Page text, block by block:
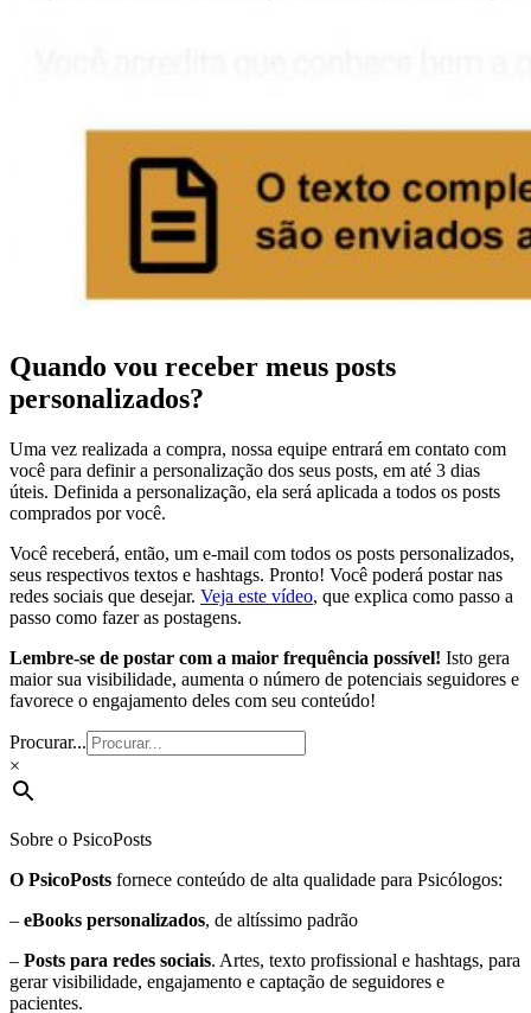
Quando vou receber meus posts
personalizados?
Uma vez realizada a compra, nossa equipe entrará em contato com
você para definir a personalização dos seus posts, em até 3 dias
úteis. Definida a personalização, ela será aplicada a todos os posts
comprados por você.
Você receberá, então, um e-mail com todos os posts personalizados,
seus respectivos textos e hashtags. Pronto! Você poderá postar nas
redes sociais que desejar. Veja este vídeo, que explica como passo a
passo como fazer as postagens.
Lembre-se de postar com a maior frequência possível! Isto gera
maior sua visibilidade, aumenta o número de potenciais seguidores e
favorece o engajamento deles com seu conteúdo!
Procurar...
×
Sobre o PsicoPosts
O PsicoPosts fornece conteúdo de alta qualidade para Psicólogos:
– eBooks personalizados, de altíssimo padrão
– Posts para redes sociais. Artes, texto profissional e hashtags, para
gerar visibilidade, engajamento e captação de seguidores e
pacientes.